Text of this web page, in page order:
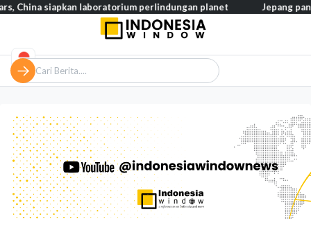
siapkan laboratorium perlindungan planet Jepang pangkas